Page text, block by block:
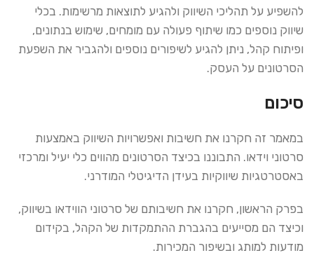
להשפיע על תהליכי השיווק ולהגיע לתוצאות מרשימות. בכלי
שיווק נוספים כמו שיתוף פעולה עם מומחים, שימוש בנתונים,
ופיתוח קהל, ניתן להגיע לשיפורים נוספים ולהגביר את השפעת
הסרטונים על העסק.
סיכום
במאמר זה חקרנו את חשיבות ואפשרויות השיווק באמצעות
סרטוני וידאו. התבוננו בכיצד הסרטונים מהווים כלי יעיל ומרכזי
באסטרטגיות שיווקיות בעידן הדיגיטלי המודרני.
בפרק הראשון, חקרנו את חשיבותם של סרטוני הווידאו בשיווק,
וכיצד הם מסייעים בהגברת ההתמקדות של הקהל, בקידום
מודעות למותג ובשיפור המכירות.